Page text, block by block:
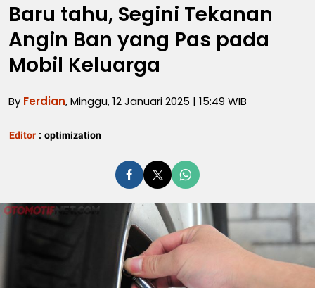
Baru tahu, Segini Tekanan
Angin Ban yang Pas pada
Mobil Keluarga
By Ferdian, Minggu, 12 Januari 2025 | 15:49 WIB
Editor : optimization